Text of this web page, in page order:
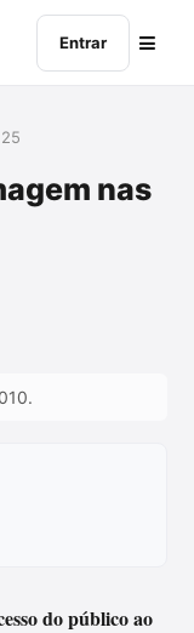
Entrar
nas
do público ao